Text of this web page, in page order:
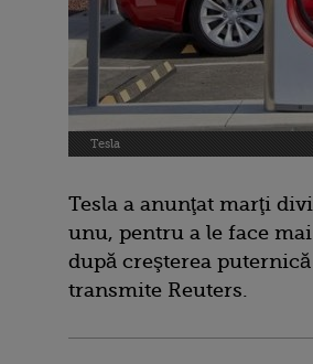
Tesla
Tesla a anunţat marţi
unu, pentru a le face
după creşterea
transmite Reuters.